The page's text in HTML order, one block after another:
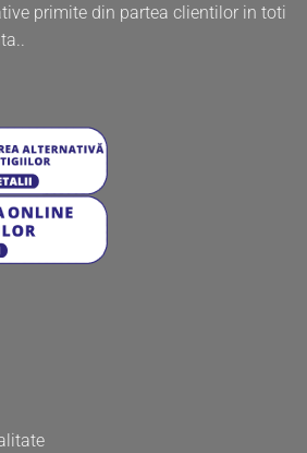
primite din partea clientilor in toti